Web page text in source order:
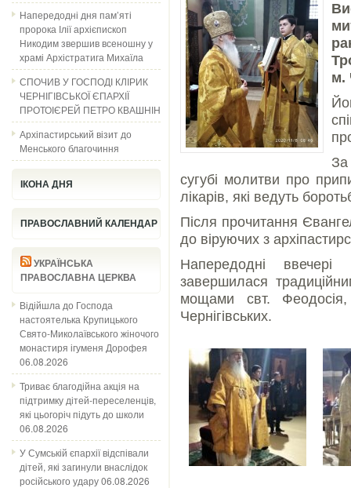
Напередодні дня пам’яті
пророка Ілії архієпископ
Никодим звершив всеношну у
храмі Архістратига Михаїла
СПОЧИВ У ГОСПОДІ КЛІРИК
ЧЕРНІГІВСЬКОЇ ЄПАРХІЇ
ПРОТОІЄРЕЙ ПЕТРО КВАШНІН
Архіпастирський візит до
Менського благочиння
ІКОНА ДНЯ
ПРАВОСЛАВНИЙ КАЛЕНДАР
УКРАЇНСЬКА
ПРАВОСЛАВНА ЦЕРКВА
Відійшла до Господа
настоятелька Крупицького
Свято-Миколаївського жіночого
монастиря ігуменя Дорофея
06.08.2026
Триває благодійна акція на
підтримку дітей-переселенців,
які цьогоріч підуть до школи
06.08.2026
У Сумській єпархії відспівали
дітей, які загинули внаслідок
російського удару06.08.2026
м.
сугубі молитви про
лікарів, які ведуть
Після прочитання
до віруючих з
Напередодні
завершилася
мощами свт.
Чернігівських.